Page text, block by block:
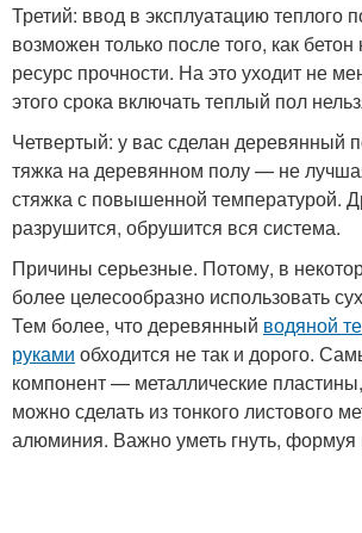
Третий: ввод в эксплуатацию теплого
возможен только после того, как
ресурс прочности. На это уходит не
этого срока включать теплый пол
Четвертый: у вас сделан деревянный
тяжка на деревянном полу — не
стяжка с повышенной температурой.
разрушится, обрушится вся система.
Причины серьезные. Потому, в
более целесообразно использовать
Тем более, что деревянный водяной
руками обходится не так и дорого.
компонент — металлические
можно сделать из тонкого листового
алюминия. Важно уметь гнуть, формуя